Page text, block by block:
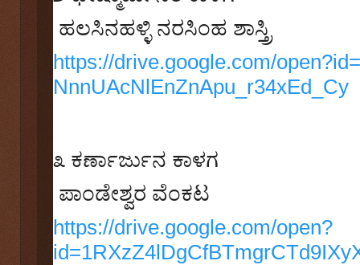
ಹಲಸಿನಹಳ್ಳಿ ನರಸಿಂಹ ಶಾಸ್ತ್ರಿ
https://drive.google.com/
NnnUAcNlEnZnApu_r34xEd_Cy
೩ ಕರ್ಣಾರ್ಜುನ ಕಾಳಗ
ಪಾಂಡೇಶ್ವರ ವೆಂಕಟ
https://drive.google.com/open?